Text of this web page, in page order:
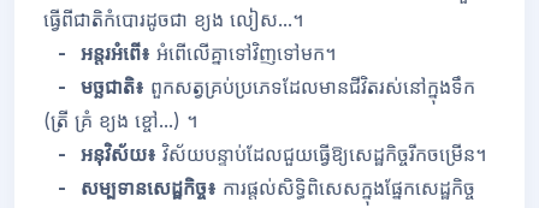
ធ្វើពីជាតិកំបោរដូចជា ខ្យង លៀស...។
- អន្តរអំពើ៖ អំពើលើគ្នាទៅវិញទៅមក។
- មច្ឆជាតិ៖ ពួកសត្វគ្រប់ប្រភេទដែលមានជីវិតរស់នៅក្នុងទឹក
(ត្រី គ្រំ ខ្យង ខ្ចៅ...) ។
- អនុវិស័យ៖ វិស័យបន្ទាប់ដែលជួយធ្វើឱ្យសេដ្ឋកិច្ចរីកចម្រើន។
- សម្បទានសេដ្ឋកិច្ច៖ ការផ្តល់សិទ្ធិពិសេសក្នុងផ្នែកសេដ្ឋកិច្ច